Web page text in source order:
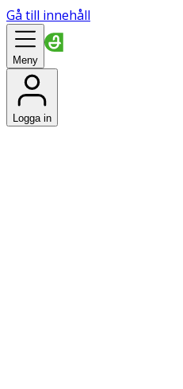
Gå till innehåll
Meny
Logga in